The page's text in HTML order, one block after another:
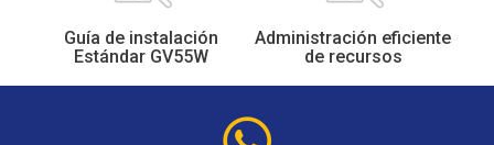
Guía de instalación
Estándar GV55W
Administración eficiente
de recursos